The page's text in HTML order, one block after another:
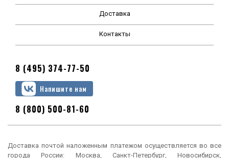
Доставка
Контакты
8 (495) 374-77-50
Напишите нам
8 (800) 500-81-60
Доставка почтой наложенным платежом осуществляется во все
города России: Москва, Санкт-Петербург, Новосибирск,